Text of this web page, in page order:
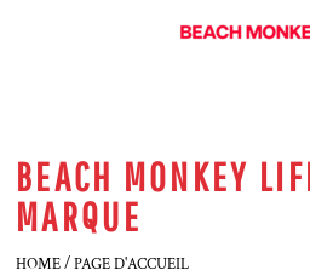
BEACH MONKEY
MARQUE
HOME / PAGE D'ACCUEIL